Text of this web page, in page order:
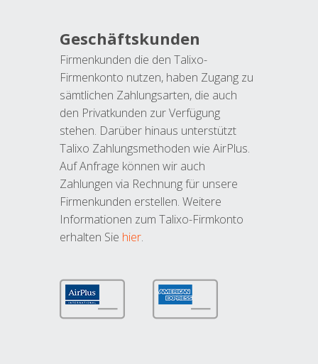
Geschäftskunden
Firmenkunden die den Talixo-
Firmenkonto nutzen, haben Zugang zu
sämtlichen Zahlungsarten, die auch
den Privatkunden zur Verfügung
stehen. Darüber hinaus unterstützt
Talixo Zahlungsmethoden wie AirPlus.
Auf Anfrage können wir auch
Zahlungen via Rechnung für unsere
Firmenkunden erstellen. Weitere
Informationen zum Talixo-Firmkonto
erhalten Sie hier.